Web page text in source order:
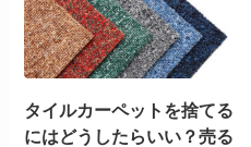
タイルカーペットを捨てる
にはどうしたらいい？売る